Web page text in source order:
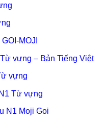
MOJI
vựng – Bản Tiếng Việt
vựng
Từ vựng
N1 Moji Goi